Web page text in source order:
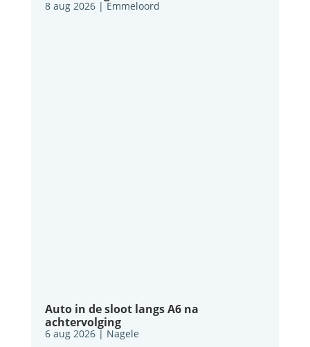
8 aug 2026| Emmeloord
Auto in de sloot langs A6 na
achtervolging
6 aug 2026| Nagele